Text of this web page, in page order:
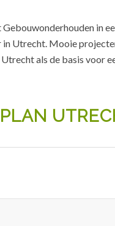
in
Utrecht. Mooie
als de basis voor